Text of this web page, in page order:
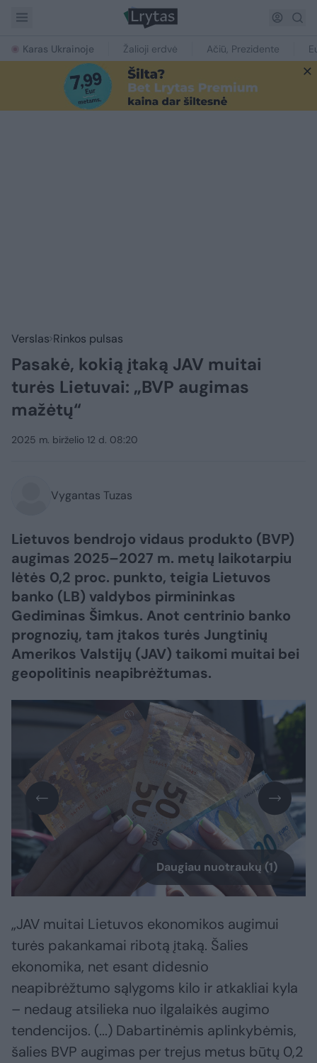
Karas Ukrainoje Žalioji erdvė Ačiū, Prezidente
Verslas Rinkos pulsas
Pasakė, kokią įtaką JAV muitai
turės Lietuvai: „BVP augimas
mažėtų“
2025 m. birželio 12 d. 08:20
Vygantas Tuzas
Lietuvos bendrojo vidaus produkto (BVP)
augimas 2025–2027 m. metų laikotarpiu
lėtės 0,2 proc. punkto, teigia Lietuvos
banko (LB) valdybos pirmininkas
Gediminas Šimkus. Anot centrinio banko
prognozių, tam įtakos turės Jungtinių
Amerikos Valstijų (JAV) taikomi muitai bei
geopolitinis neapibrėžtumas.
Daugiau nuotraukų (1)
„JAV muitai Lietuvos ekonomikos augimui
turės pakankamai ribotą įtaką. Šalies
ekonomika, net esant didesnio
neapibrėžtumo sąlygoms kilo ir atkakliai kyla
– nedaug atsilieka nuo ilgalaikės augimo
tendencijos. (...) Dabartinėmis aplinkybėmis,
šalies BVP augimas per trejus metus būtų 0,2